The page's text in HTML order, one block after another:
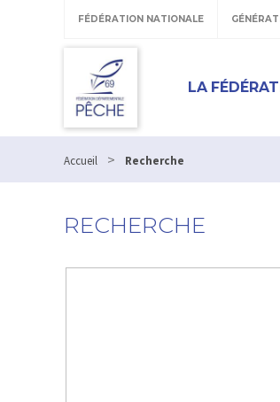
FÉDÉRATION NATIONALE
LA
Accueil > Recherche
RECHERCHE